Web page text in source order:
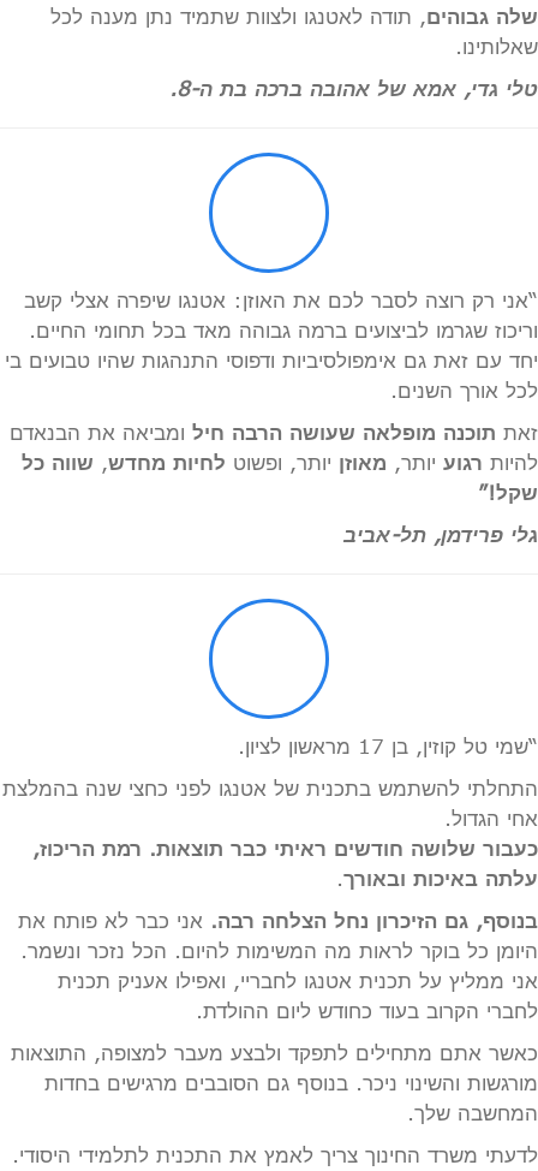
שלה גבוהים, תודה לאטנגו ולצוות שתמיד נתן מענה לכל
שאלותינו.
טלי גדי, אמא של אהובה ברכה בת ה-8.
“אני רק רוצה לסבר לכם את האוזן: אטנגו שיפרה אצלי קשב
וריכוז שגרמו לביצועים ברמה גבוהה מאד בכל תחומי החיים.
יחד עם זאת גם אימפולסיביות ודפוסי התנהגות שהיו טבועים בי
לכל אורך השנים.
זאת תוכנה מופלאה שעושה הרבה חיל ומביאה את הבנאדם
להיות רגוע יותר, מאוזן יותר, ופשוט לחיות מחדש, שווה כל
שקל!”
גלי פרידמן, תל-אביב
“שמי טל קוזין, בן 17 מראשון לציון.
התחלתי להשתמש בתכנית של אטנגו לפני כחצי שנה בהמלצת
אחי הגדול.
כעבור שלושה חודשים ראיתי כבר תוצאות. רמת הריכוז,
עלתה באיכות ובאורך.
בנוסף, גם הזיכרון נחל הצלחה רבה. אני כבר לא פותח את
היומן כל בוקר לראות מה המשימות להיום. הכל נזכר ונשמר.
אני ממליץ על תכנית אטנגו לחבריי, ואפילו אעניק תכנית
לחברי הקרוב בעוד כחודש ליום ההולדת.
כאשר אתם מתחילים לתפקד ולבצע מעבר למצופה, התוצאות
מורגשות והשינוי ניכר. בנוסף גם הסובבים מרגישים בחדות
המחשבה שלך.
לדעתי משרד החינוך צריך לאמץ את התכנית לתלמידי היסודי.